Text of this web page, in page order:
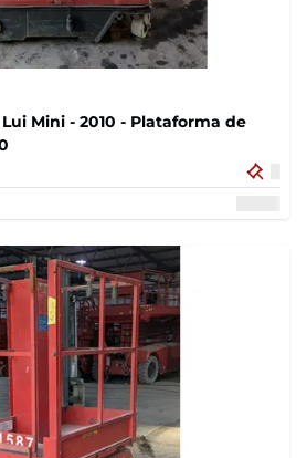
Mini - 2010 - Plataforma de